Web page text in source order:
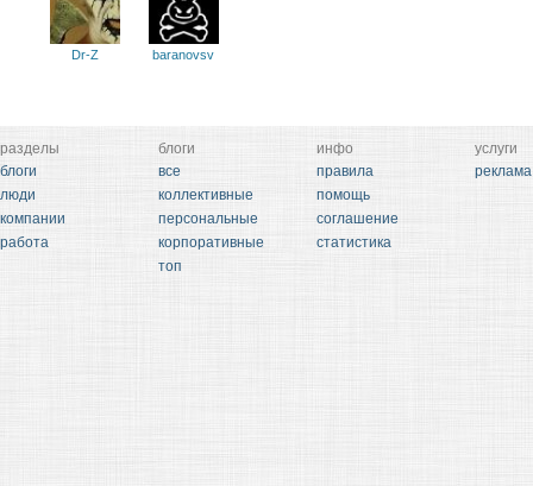
Dr-Z baranovsv
разделы
блоги
люди
компании
работа
блоги
все
коллективные
персональные
корпоративные
топ
инфо
правила
помощь
соглашение
статистика
услуги
реклама